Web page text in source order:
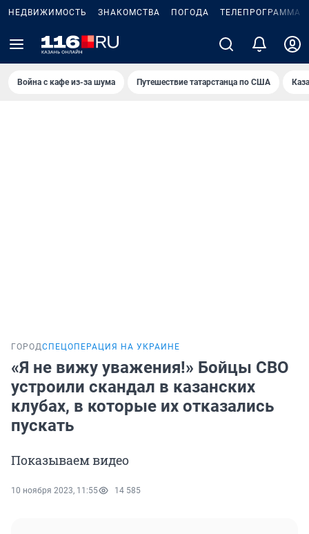
НЕДВИЖИМОСТЬ ЗНАКОМСТВА ПОГОДА ТЕЛЕПРОГРАММА
Война с кафе из-за шума Путешествие татарстанца по США
ГОРОДСПЕЦОПЕРАЦИЯ НА УКРАИНЕ
«Я не вижу уважения!» Бойцы СВО
устроили скандал в казанских
клубах, в которые их отказались
пускать
Показываем видео
10 ноября 2023, 11:55 14 585